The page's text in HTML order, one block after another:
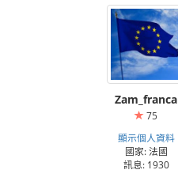
Zam_franca
75
顯示個人資料
國家: 法國
訊息: 1930